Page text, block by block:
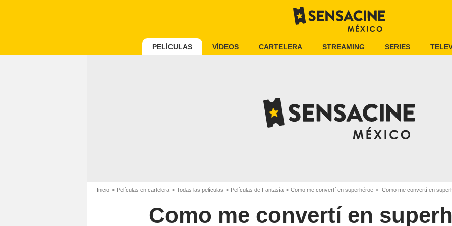
PELÍCULAS VÍDEOS CARTELERA STREAMING SERIES
Inicio Películas en cartelera Todas las películas Películas de Fantasía Como me convertí en superhéroe Como me convertí en
Como me convertí en